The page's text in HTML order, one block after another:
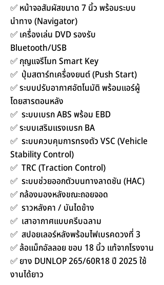
✅ หน้าจอสัมผัสขนาด 7 นิ้ว พร้อมระบบ
นำทาง (Navigator)
✅ เครื่องเล่น DVD รองรับ
Bluetooth/USB
✅ กุญแจรีโมท Smart Key
✅ ปุ่มสตาร์ทเครื่องยนต์ (Push Start)
✅ ระบบปรับอากาศอัตโนมัติ พร้อมแอร์ผู้
โดยสารตอนหลัง
✅ ระบบเบรก ABS พร้อม EBD
✅ ระบบเสริมแรงเบรก BA
✅ ระบบควบคุมการทรงตัว VSC (Vehicle
Stability Control)
✅ TRC (Traction Control)
✅ ระบบช่วยออกตัวบนทางลาดชัน (HAC)
✅ กล้องมองหลังขณะถอยจอด
✅ ราวหลังคา / บันไดข้าง
✅ เสาอากาศแบบครีบฉลาม
✅ สปอยเลอร์หลังพร้อมไฟเบรคดวงที่ 3
✅ ล้อแม็กอัลลอย ขอบ 18 นิ้ว แท้จากโรงงาน
✅ ยาง DUNLOP 265/60R18 ปี 2025 ใช้
งานได้ยาว